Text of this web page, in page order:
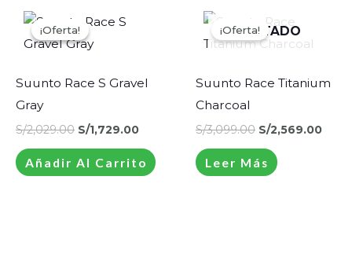
¡Oferta!
¡Oferta!
Suunto Race S Gravel
Gray
S/2,029.00
precio
original
era:
S/1,729.00
Añadir Al Carrito
¡Oferta!
AGOTADO
¡Oferta!
Suunto Race Titanium
Charcoal
S/3,099.00
precio
original
era:
S/2,569.00
Leer Más